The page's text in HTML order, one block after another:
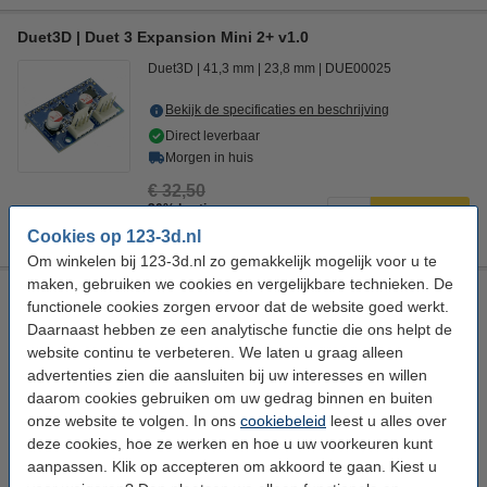
Cookies op 123-3d.nl
Om winkelen bij 123-3d.nl zo gemakkelijk mogelijk voor u te
maken, gebruiken we cookies en vergelijkbare technieken. De
functionele cookies zorgen ervoor dat de website goed werkt.
Daarnaast hebben ze een analytische functie die ons helpt de
website continu te verbeteren. We laten u graag alleen
advertenties zien die aansluiten bij uw interesses en willen
daarom cookies gebruiken om uw gedrag binnen en buiten
onze website te volgen. In ons cookiebeleid leest u alles over
deze cookies, hoe ze werken en hoe u uw voorkeuren kunt
aanpassen. Klik op accepteren om akkoord te gaan. Kiest u
Duet3D | Duet 3 Expansion Mini 2+ v1.0
Duet3D 41,3 mm 23,8 mm DUE00025
Bekijk de specificaties en beschrijving
Direct leverbaar
Morgen in huis
€ 32,50
30% korting:
€ 22,75
Duet3D | DueX 5-channel expansion board v0,11
Duet3D 123 x 100 mm (LxB) DUE00041
Bekijk de specificaties en beschrijving
Direct leverbaar
Morgen in huis
€ 129,00
35% korting:
Bestellen